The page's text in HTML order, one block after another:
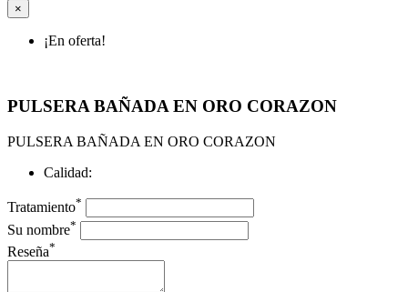
×
¡En oferta!
PULSERA BAÑADA EN ORO CORAZON
PULSERA BAÑADA EN ORO CORAZON
Calidad:
Tratamiento*
Su nombre*
Reseña*